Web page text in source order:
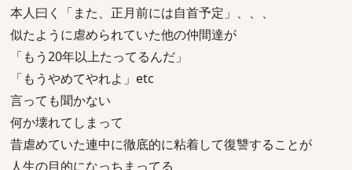
本人曰く「また、正月前には自首予定」、、、
似たように虐められていた他の仲間達が
「もう20年以上たってるんだ」
「もうやめてやれよ」etc
言っても聞かない
何か壊れてしまって
昔虐めていた連中に徹底的に粘着して復讐することが
人生の目的になっちまってる